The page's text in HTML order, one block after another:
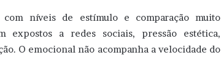
níveis de estímulo e comparação muito
expostos a redes sociais, pressão estética,
O emocional não acompanha a velocidade do